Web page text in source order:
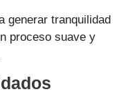
generar tranquilidad
proceso suave y